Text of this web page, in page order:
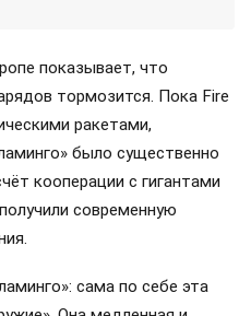
показывает, что
тормозится. Пока Fire
ракетами,
было существенно
кооперации с гигантами
современную
сама по себе эта